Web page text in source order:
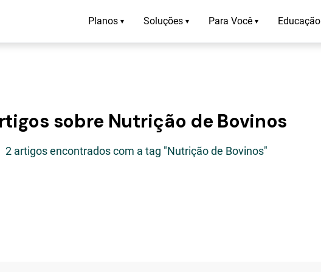
Planos ▾ Soluções ▾ Para Você ▾ Educação
sobre Nutrição de Bovinos
2 artigos encontrados com a tag "Nutrição de Bovinos"